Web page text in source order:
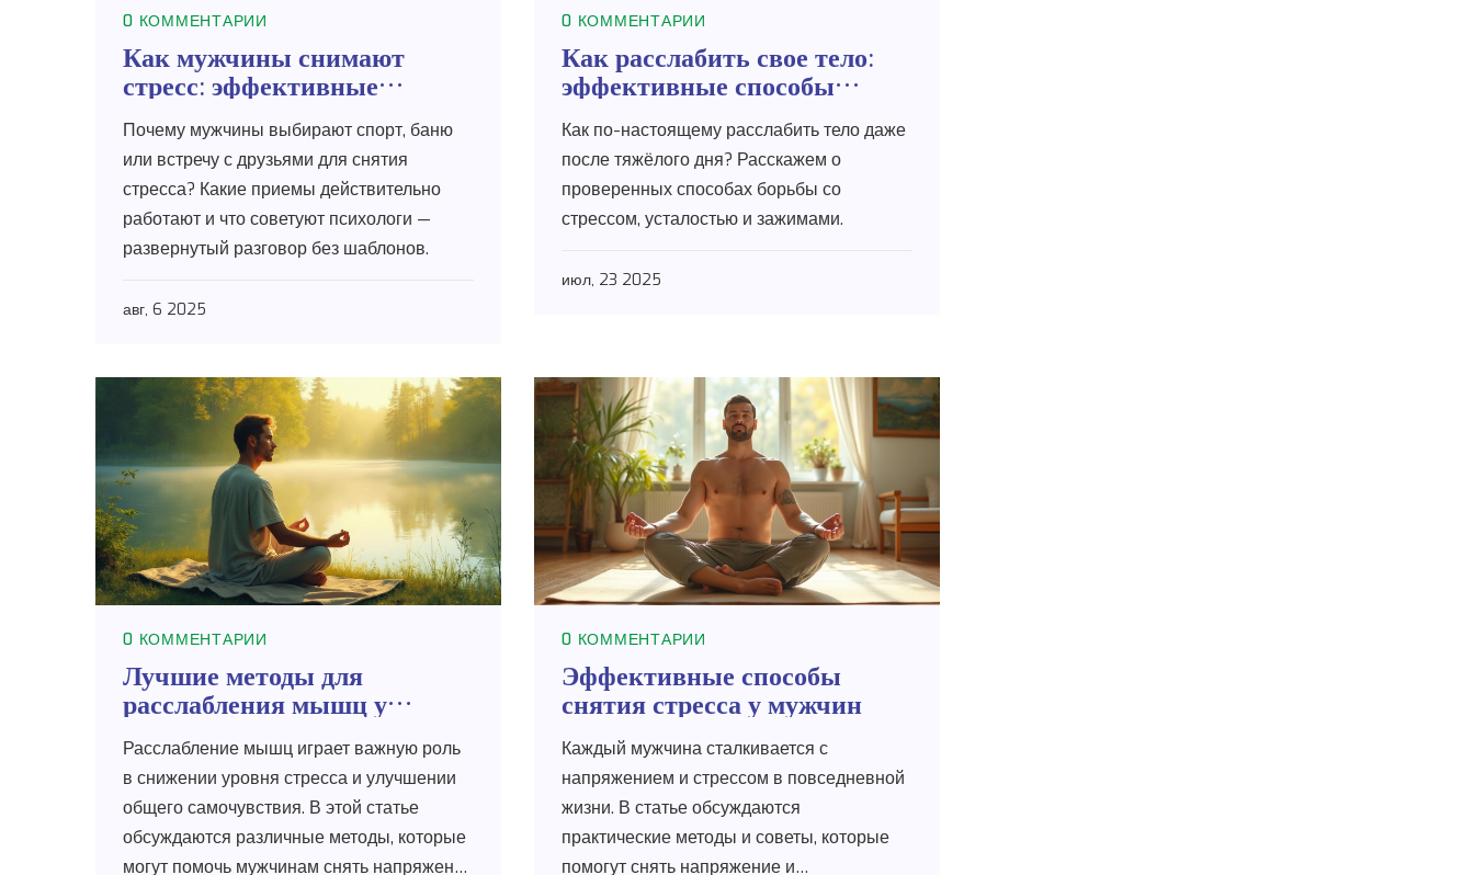
0 КОММЕНТАРИИ
Как мужчины снимают
стресс: эффективные
способы релаксации
Почему мужчины выбирают спорт, баню
или встречу с друзьями для снятия
стресса? Какие приемы действительно
работают и что советуют психологи —
развернутый разговор без шаблонов.
авг, 6 2025
0 КОММЕНТАРИИ
Как расслабить свое тело:
эффективные способы
релаксации и снятия стресса
Как по-настоящему расслабить тело даже
после тяжёлого дня? Расскажем о
проверенных способах борьбы со
стрессом, усталостью и зажимами.
июл, 23 2025
0 КОММЕНТАРИИ
Лучшие методы для
расслабления мышц у
мужчин
Расслабление мышц играет важную роль
в снижении уровня стресса и улучшении
общего самочувствия. В этой статье
обсуждаются различные методы, которые
могут помочь мужчинам снять напряжение
0 КОММЕНТАРИИ
Эффективные способы
снятия стресса у мужчин
Каждый мужчина сталкивается с
напряжением и стрессом в повседневной
жизни. В статье обсуждаются
практические методы и советы, которые
помогут снять напряжение и